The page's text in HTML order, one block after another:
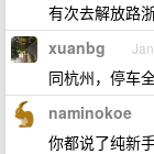
有次去解放路
xuanbg
同杭州，停车
naminokoe
你都说了纯新